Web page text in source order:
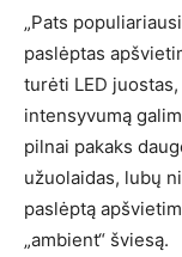
„Pats
paslėptas
turėti LED
intensyvumą
pilnai pakaks
užuolaidas, lubų
paslėptą
„ambient“ šviesą.